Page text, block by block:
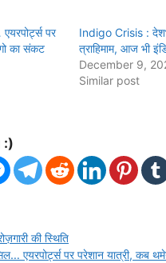
पर
का संकट
Indigo Crisis :
त्राहिमाम, आज भी
December 9,
Similar post
:)
की स्थिति
एयरपोर्ट्स पर परेशान यात्री, कब